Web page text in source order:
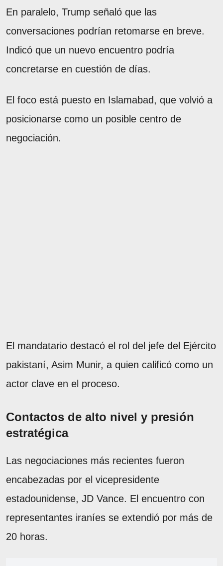
En paralelo, Trump señaló que las
conversaciones podrían retomarse en breve.
Indicó que un nuevo encuentro podría
concretarse en cuestión de días.
El foco está puesto en Islamabad, que volvió a
posicionarse como un posible centro de
negociación.
El mandatario destacó el rol del jefe del Ejército
pakistaní, Asim Munir, a quien calificó como un
actor clave en el proceso.
Contactos de alto nivel y presión
estratégica
Las negociaciones más recientes fueron
encabezadas por el vicepresidente
estadounidense, JD Vance. El encuentro con
representantes iraníes se extendió por más de
20 horas.